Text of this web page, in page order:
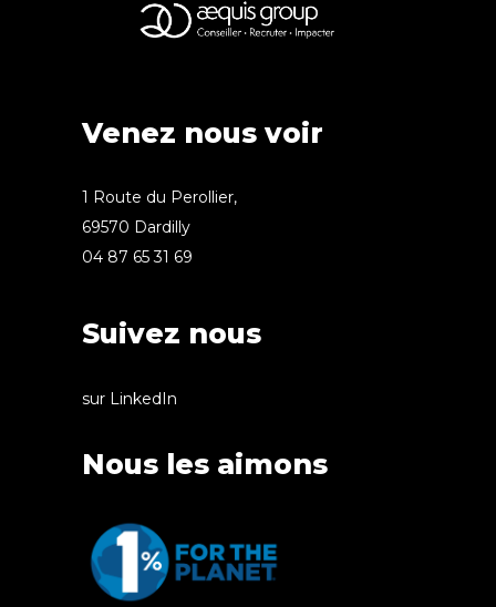
Venez nous voir
1 Route du Perollier,
69570 Dardilly
04 87 65 31 69
Suivez nous
sur LinkedIn
Nous les aimons